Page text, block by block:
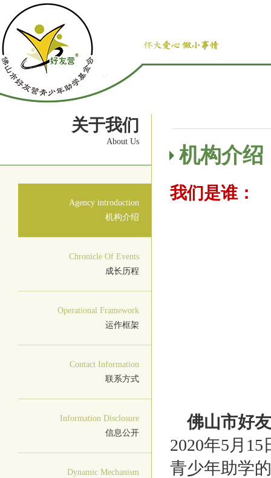
关于我们
About Us
Agency introduction
机构介绍
Chronicle Of Events
成长历程
Operational Framework
运作框架
Contact Information
联系方式
Information Disclosure
信息公开
Dynamic Mechanism
机构介绍
我们是谁：
佛山市好
2020年5月
青少年助学